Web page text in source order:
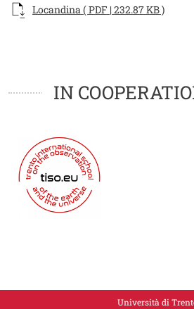
Documento
Locandina ( PDF | 232.87 KB )
IN
Università di